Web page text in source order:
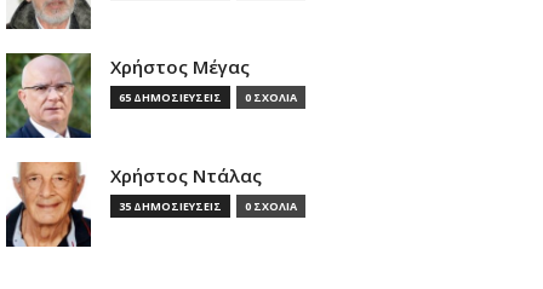
Χρήστος Μέγας
65 ΔΗΜΟΣΙΕΥΣΕΙΣ 0 ΣΧΟΛΙΑ
Χρήστος Ντάλας
35 ΔΗΜΟΣΙΕΥΣΕΙΣ 0 ΣΧΟΛΙΑ